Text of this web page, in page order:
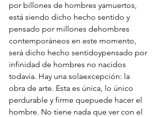
por billones de hombres yamuertos,
está siendo dicho hecho sentido y
pensado por millones dehombres
contemporáneos en este momento,
será dicho hecho sentidoypensado por
infinidad de hombres no nacidos
todavía. Hay una solaexcepción: la
obra de arte. Esta es única, lo único
perdurable y firme quepuede hacer el
hombre. No tiene nada que ver con el